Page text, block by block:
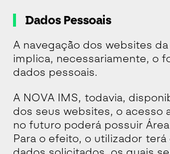
Dados Pessoais
A navegação dos websites
implica, necessariamente, o
dados pessoais.
A NOVA IMS, todavia,
dos seus websites, o acesso
no futuro poderá possuir
Para o efeito, o utilizador